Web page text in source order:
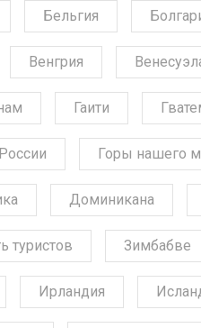
Бельгия
Венгрия
Гаити
Горы нашего
Доминикана
туристов Зимбабве
Ирландия